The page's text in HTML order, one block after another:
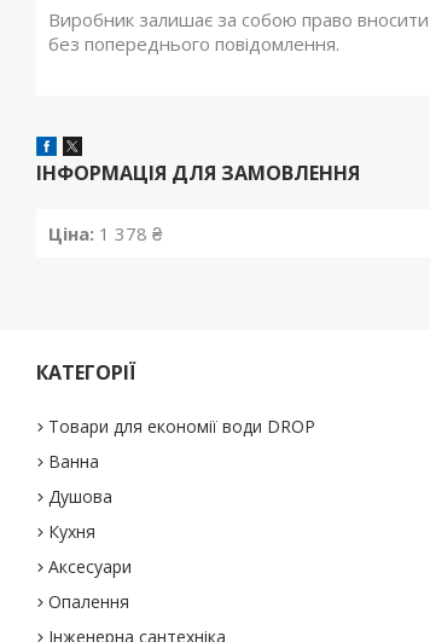
Виробник залишає за собою право вносити
без попереднього повідомлення.
ІНФОРМАЦІЯ ДЛЯ ЗАМОВЛЕННЯ
Ціна: 1 378 ₴
КАТЕГОРІЇ
Товари для економії води DROP
Ванна
Душова
Кухня
Аксесуари
Опалення
Інженерна сантехніка